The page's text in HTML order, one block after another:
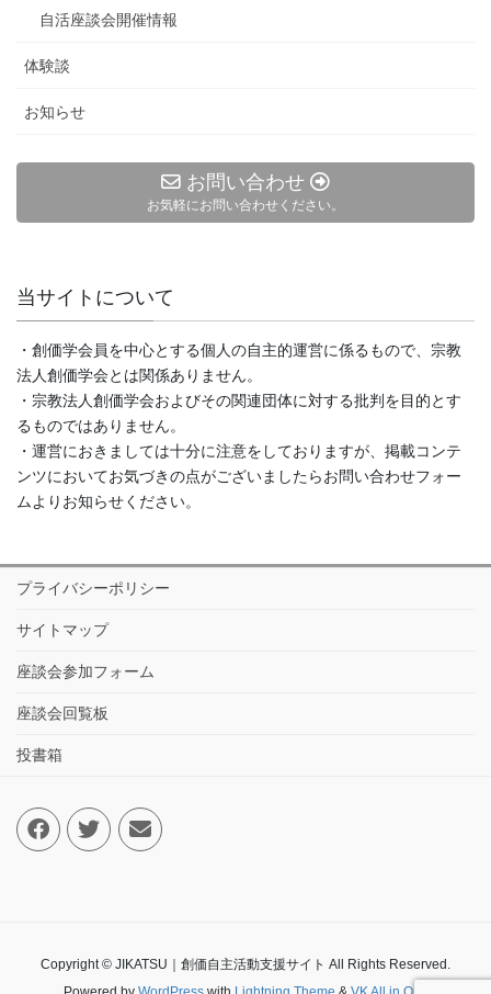
自活座談会開催情報
体験談
お知らせ
お問い合わせ
お気軽にお問い合わせください。
当サイトについて
・創価学会員を中心とする個人の自主的運営に係るもので、宗教
法人創価学会とは関係ありません。
・宗教法人創価学会およびその関連団体に対する批判を目的とす
るものではありません。
・運営におきましては十分に注意をしておりますが、掲載コンテ
ンツにおいてお気づきの点がございましたらお問い合わせフォー
ムよりお知らせください。
プライバシーポリシー
サイトマップ
座談会参加フォーム
座談会回覧板
投書箱
Copyright © JIKATSU｜創価自主活動支援サイト All Rights Reserved.